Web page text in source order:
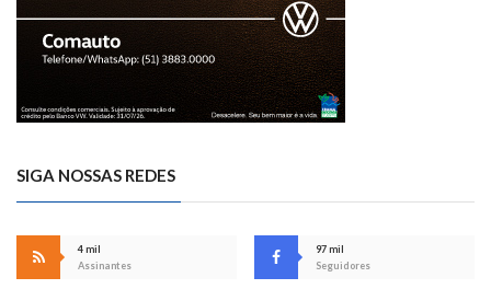
SIGA NOSSAS REDES
4 mil
Assinantes
97 mil
Seguidores